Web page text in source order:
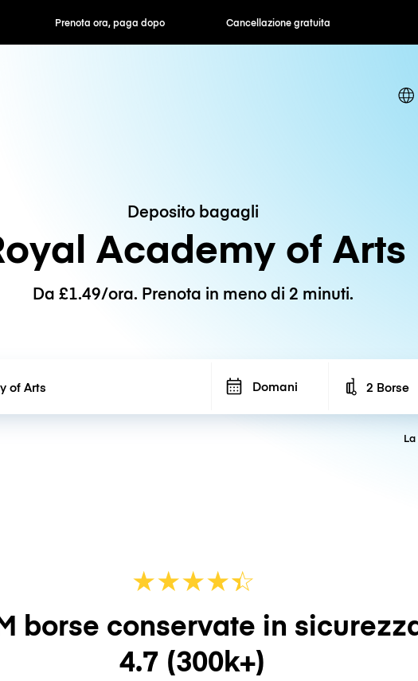
ora, paga dopo Cancellazione gratuita Tariffe orarie / giornaliere
Deposito bagagli
Academy of Arts
Da £1.49/ora. Prenota in meno di 2 minuti.
Domani Number of
2 Borse
★★★★☆
★
borse conservate in
4.7 (300k+)